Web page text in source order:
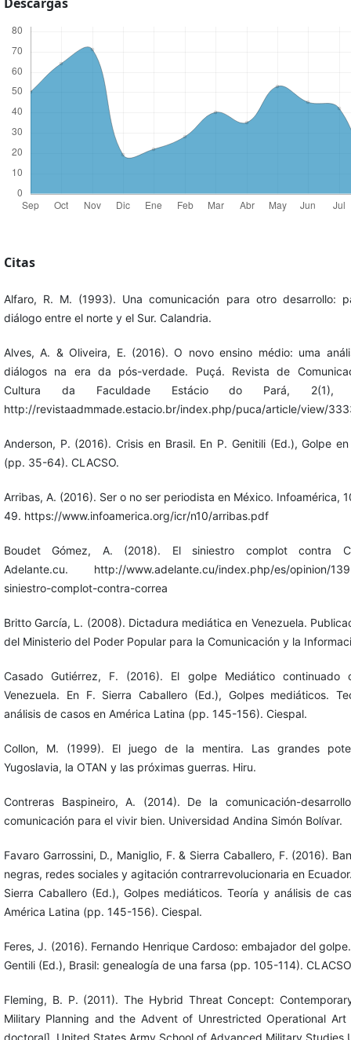
Citas
Alfaro, R. M. (1993). Una comunicación para otro desarrollo:
diálogo entre el norte y el Sur. Calandria.
Alves, A. & Oliveira, E. (2016). O novo ensino médio: uma
diálogos na era da pós-verdade. Puçá. Revista de
Cultura da Faculdade Estácio do Pará, 2(1),
http://revistaadmmade.estacio.br/index.php/puca/article/view/
Anderson, P. (2016). Crisis en Brasil. En P. Genitili (Ed.), Golpe
(pp. 35-64). CLACSO.
Arribas, A. (2016). Ser o no ser periodista en México. Infoamérica,
49. https://www.infoamerica.org/icr/n10/arribas.pdf
Boudet Gómez, A. (2018). El siniestro complot contra
Adelante.cu. http://www.adelante.cu/index.php/es/opinion/
siniestro-complot-contra-correa
Britto García, L. (2008). Dictadura mediática en Venezuela.
del Ministerio del Poder Popular para la Comunicación y la
Casado Gutiérrez, F. (2016). El golpe Mediático continuado
Venezuela. En F. Sierra Caballero (Ed.), Golpes mediáticos.
análisis de casos en América Latina (pp. 145-156). Ciespal.
Collon, M. (1999). El juego de la mentira. Las grandes
Yugoslavia, la OTAN y las próximas guerras. Hiru.
Contreras Baspineiro, A. (2014). De la comunicación-
comunicación para el vivir bien. Universidad Andina Simón Bolívar.
Favaro Garrossini, D., Maniglio, F. & Sierra Caballero, F. (2016).
negras, redes sociales y agitación contrarrevolucionaria en
Sierra Caballero (Ed.), Golpes mediáticos. Teoría y análisis de
América Latina (pp. 145-156). Ciespal.
Feres, J. (2016). Fernando Henrique Cardoso: embajador del
Gentili (Ed.), Brasil: genealogía de una farsa (pp. 105-114).
Fleming, B. P. (2011). The Hybrid Threat Concept:
Military Planning and the Advent of Unrestricted Operational Art
doctoral]. United States Army School of Advanced Military Studies